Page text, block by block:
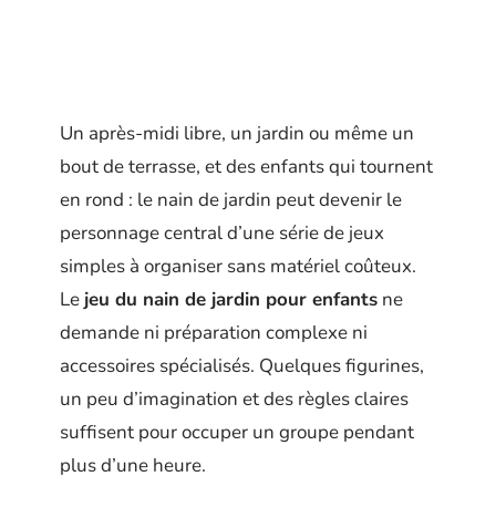
Un après-midi libre, un jardin ou même un
bout de terrasse, et des enfants qui tournent
en rond : le nain de jardin peut devenir le
personnage central d’une série de jeux
simples à organiser sans matériel coûteux.
Le jeu du nain de jardin pour enfants ne
demande ni préparation complexe ni
accessoires spécialisés. Quelques figurines,
un peu d’imagination et des règles claires
suffisent pour occuper un groupe pendant
plus d’une heure.